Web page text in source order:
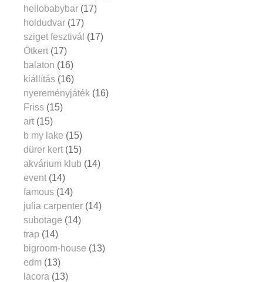
hellobabybar (17)
holdudvar (17)
sziget fesztivál (17)
Ötkert (17)
balaton (16)
kiállítás (16)
nyereményjáték (16)
Friss (15)
art (15)
b my lake (15)
dürer kert (15)
akvárium klub (14)
event (14)
famous (14)
julia carpenter (14)
subotage (14)
trap (14)
bigroom-house (13)
edm (13)
lacora (13)